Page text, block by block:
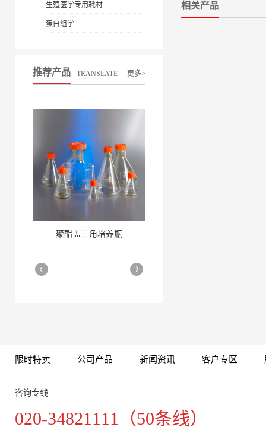
生殖医学专用耗材
蛋白组学
推荐产品 TRANSLATE 更多>
聚酯盖三角培养瓶
细胞培养瓶
More
相关产品
限时特卖 公司产品 新闻资讯 客户专区
咨询专线
020-34821111（50条线）